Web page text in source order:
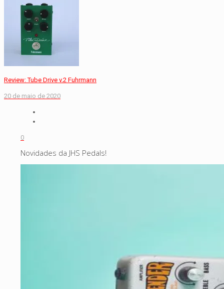
Review: Tube Drive v.2 Fuhrmann
20 de maio de 2020
0
Novidades da JHS Pedals!